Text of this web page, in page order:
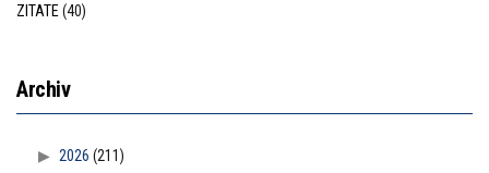
ZITATE (40)
Archiv
2026 (211)